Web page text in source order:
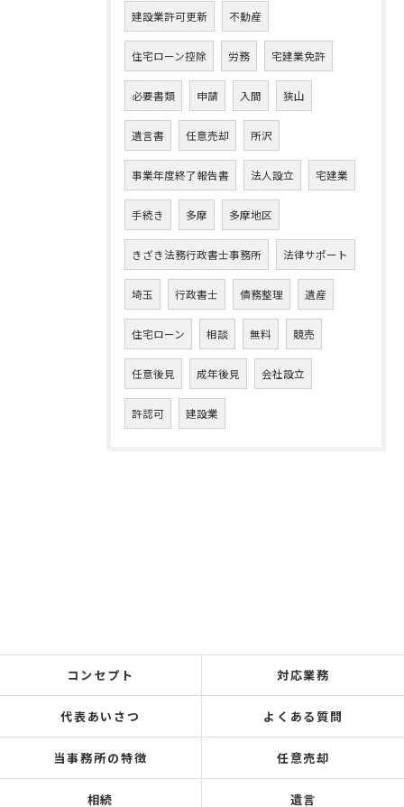
建設業許可更新 不動産
住宅ローン控除 労務 宅建業免許
必要書類 申請 入間 狭山
遺言書 任意売却 所沢
事業年度終了報告書 法人設立 宅建業
手続き 多摩 多摩地区
きざき法務行政書士事務所 法律サポート
埼玉 行政書士 債務整理 遺産
住宅ローン 相談 無料 競売
任意後見 成年後見 会社設立
許認可 建設業
コンセプト 対応業務
代表あいさつ よくある質問
当事務所の特徴 任意売却
相続 遺言